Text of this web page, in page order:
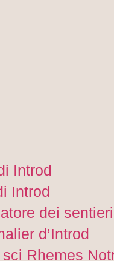
Introd
Introd
dei
d’Introd
Rhemes